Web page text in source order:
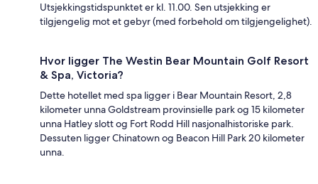
Utsjekkingstidspunktet er kl. 11.00. Sen utsjekking er
tilgjengelig mot et gebyr (med forbehold om tilgjengelighet).
Hvor ligger The Westin Bear Mountain Golf Resort
& Spa, Victoria?
Dette hotellet med spa ligger i Bear Mountain Resort, 2,8
kilometer unna Goldstream provinsielle park og 15 kilometer
unna Hatley slott og Fort Rodd Hill nasjonalhistoriske park.
Dessuten ligger Chinatown og Beacon Hill Park 20 kilometer
unna.